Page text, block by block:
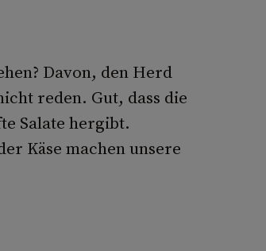
Davon, den Herd
reden. Gut, dass die
Salate hergibt.
Käse machen unsere